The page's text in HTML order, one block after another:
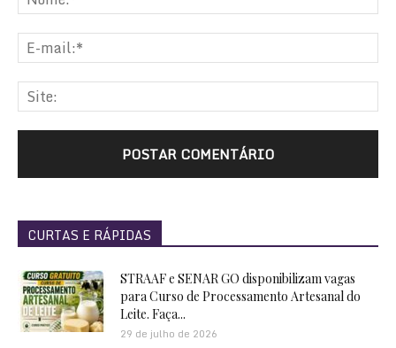
CURTAS E RÁPIDAS
STRAAF e SENAR GO disponibilizam vagas
para Curso de Processamento Artesanal do
Leite. Faça...
29 de julho de 2026